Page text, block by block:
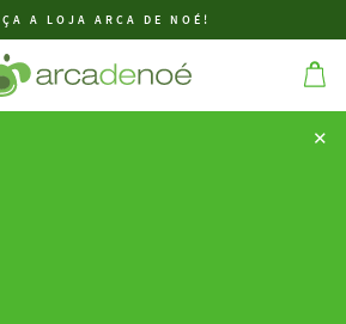
A LOJA ARCA DE NOÉ!
✕